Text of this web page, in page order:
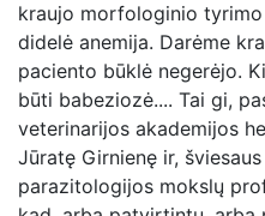
kraujo morfologinio
didelė anemija. Darėme
paciento būklė negerėjo.
būti babeziozė.... Tai gi,
veterinarijos akademijos
Jūratę Girnienę ir,
parazitologijos mokslų